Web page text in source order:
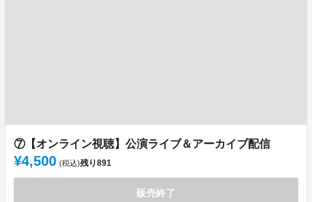
⑦【オンライン視聴】公演ライブ＆アーカイブ配信
¥4,500 (税込)残り891
販売終了